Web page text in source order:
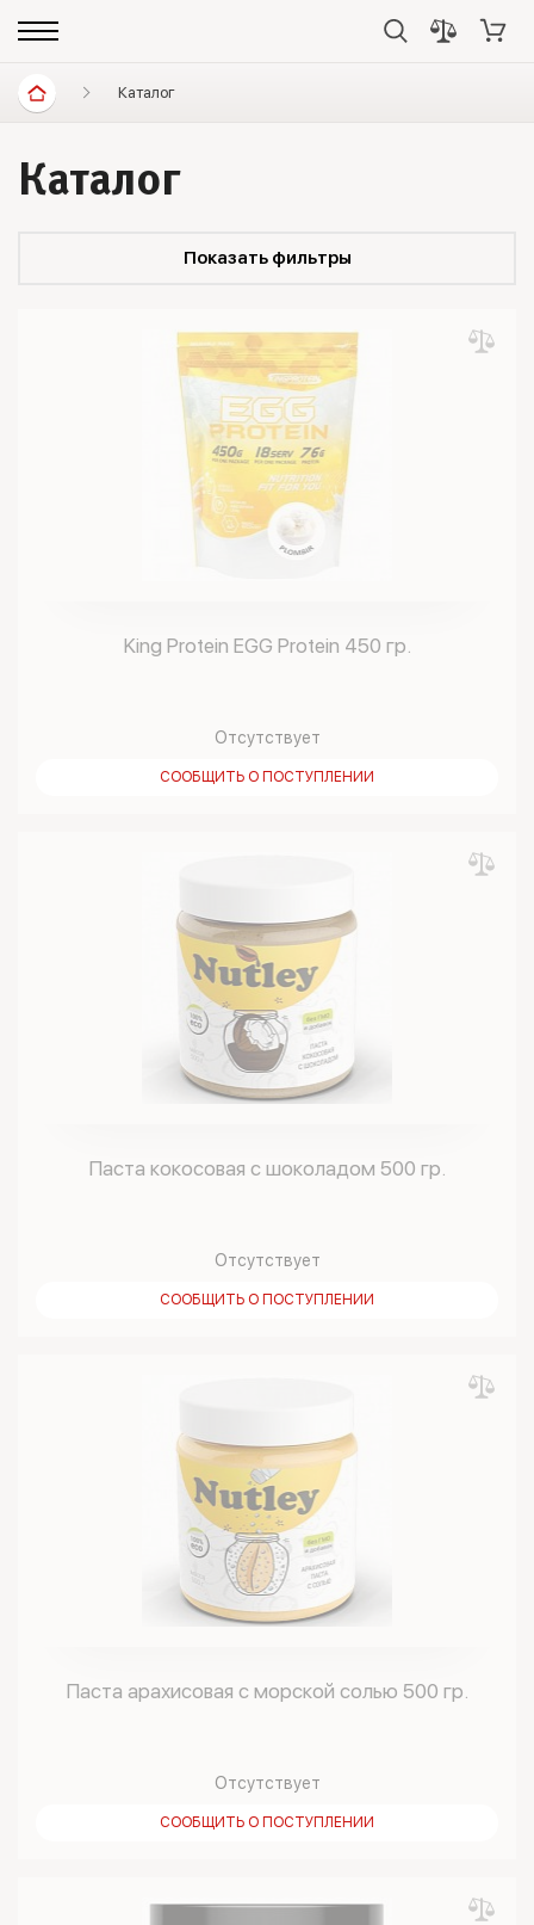
Каталог
Каталог
Показать фильтры
King Protein EGG Protein 450 гр.
Отсутствует
СООБЩИТЬ О ПОСТУПЛЕНИИ
Паста кокосовая с шоколадом 500 гр.
Отсутствует
СООБЩИТЬ О ПОСТУПЛЕНИИ
Паста арахисовая с морской солью 500 гр.
Отсутствует
СООБЩИТЬ О ПОСТУПЛЕНИИ